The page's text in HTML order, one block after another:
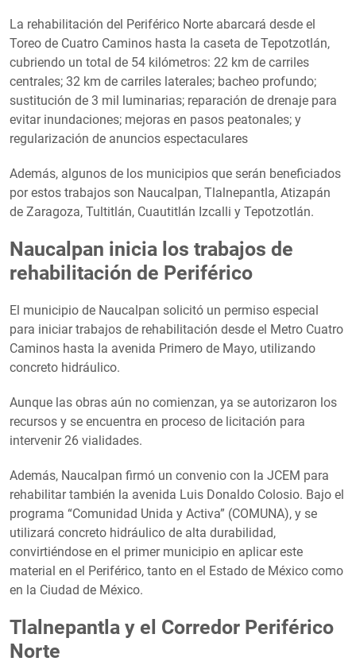
La rehabilitación del Periférico Norte abarcará desde el
Toreo de Cuatro Caminos hasta la caseta de Tepotzotlán,
cubriendo un total de 54 kilómetros: 22 km de carriles
centrales; 32 km de carriles laterales; bacheo profundo;
sustitución de 3 mil luminarias; reparación de drenaje para
evitar inundaciones; mejoras en pasos peatonales; y
regularización de anuncios espectaculares
Además, algunos de los municipios que serán beneficiados
por estos trabajos son Naucalpan, Tlalnepantla, Atizapán
de Zaragoza, Tultitlán, Cuautitlán Izcalli y Tepotzotlán.
Naucalpan inicia los trabajos de
rehabilitación de Periférico
El municipio de Naucalpan solicitó un permiso especial
para iniciar trabajos de rehabilitación desde el Metro Cuatro
Caminos hasta la avenida Primero de Mayo, utilizando
concreto hidráulico.
Aunque las obras aún no comienzan, ya se autorizaron los
recursos y se encuentra en proceso de licitación para
intervenir 26 vialidades.
Además, Naucalpan firmó un convenio con la JCEM para
rehabilitar también la avenida Luis Donaldo Colosio. Bajo el
programa “Comunidad Unida y Activa” (COMUNA), y se
utilizará concreto hidráulico de alta durabilidad,
convirtiéndose en el primer municipio en aplicar este
material en el Periférico, tanto en el Estado de México como
en la Ciudad de México.
Tlalnepantla y el Corredor Periférico
Norte